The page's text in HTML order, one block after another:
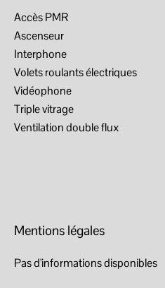
Accès PMR
Ascenseur
Interphone
Volets roulants électriques
Vidéophone
Triple vitrage
Ventilation double flux
Mentions légales
Pas d'informations disponibles